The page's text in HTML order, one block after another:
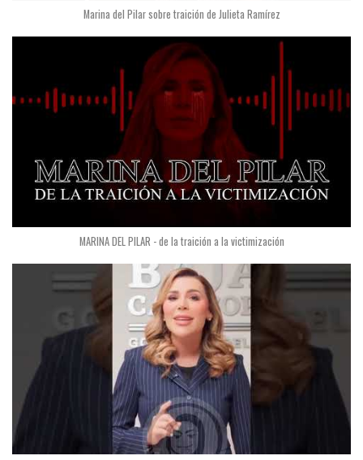
Marina del Pilar sobre traición de Julieta Ramírez
MARINA DEL PILAR - de la traición a la victimización